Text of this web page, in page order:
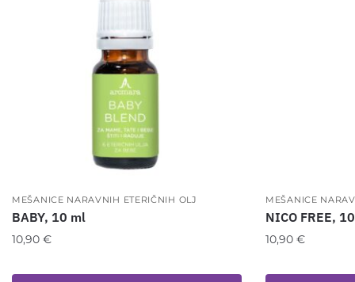
MEŠANICE NARAVNIH ETERIČNIH OLJ
BABY, 10 ml
10,90 €
MEŠANICE
NICO FREE,
10,90 €